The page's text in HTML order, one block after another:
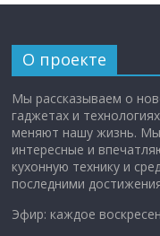
О проекте
Мы рассказываем о
гаджетах и
меняют нашу жизнь.
интересные и
кухонную технику и
последними
Эфир: каждое